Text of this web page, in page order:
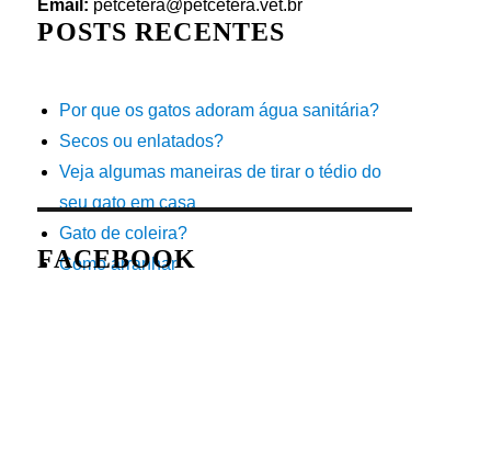
Email: petcetera@petcetera.vet.br
POSTS RECENTES
Por que os gatos adoram água sanitária?
Secos ou enlatados?
Veja algumas maneiras de tirar o tédio do
seu gato em casa
Gato de coleira?
Como arranhar
FACEBOOK